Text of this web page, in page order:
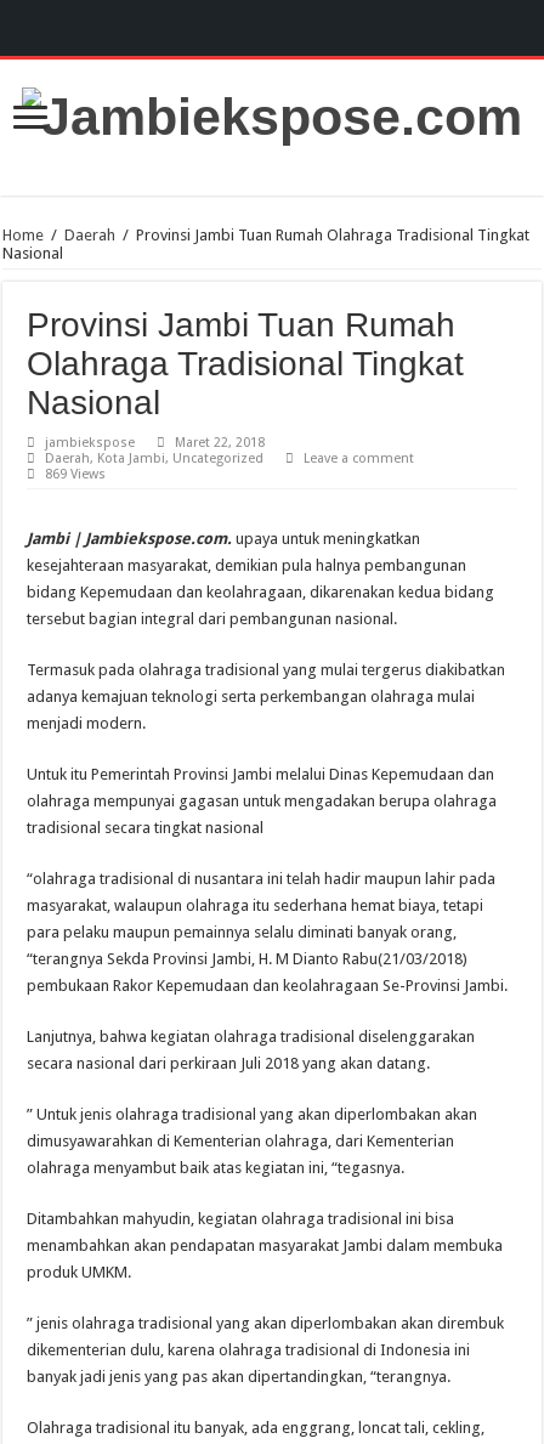
Home / Daerah / Provinsi Jambi Tuan Rumah Olahraga Tradisional Tingkat
Nasional
Provinsi Jambi Tuan Rumah
Olahraga Tradisional Tingkat
Nasional
jambiekspose
Maret 22, 2018
Daerah, Kota Jambi, Uncategorized
Leave a comment
869 Views
Jambi | Jambiekspose.com. upaya untuk meningkatkan
kesejahteraan masyarakat, demikian pula halnya pembangunan
bidang Kepemudaan dan keolahragaan, dikarenakan kedua bidang
tersebut bagian integral dari pembangunan nasional.
Termasuk pada olahraga tradisional yang mulai tergerus diakibatkan
adanya kemajuan teknologi serta perkembangan olahraga mulai
menjadi modern.
Untuk itu Pemerintah Provinsi Jambi melalui Dinas Kepemudaan dan
olahraga mempunyai gagasan untuk mengadakan berupa olahraga
tradisional secara tingkat nasional
“olahraga tradisional di nusantara ini telah hadir maupun lahir pada
masyarakat, walaupun olahraga itu sederhana hemat biaya, tetapi
para pelaku maupun pemainnya selalu diminati banyak orang,
“terangnya Sekda Provinsi Jambi, H. M Dianto Rabu(21/03/2018)
pembukaan Rakor Kepemudaan dan keolahragaan Se-Provinsi Jambi.
Lanjutnya, bahwa kegiatan olahraga tradisional diselenggarakan
secara nasional dari perkiraan Juli 2018 yang akan datang.
” Untuk jenis olahraga tradisional yang akan diperlombakan akan
dimusyawarahkan di Kementerian olahraga, dari Kementerian
olahraga menyambut baik atas kegiatan ini, “tegasnya.
Ditambahkan mahyudin, kegiatan olahraga tradisional ini bisa
menambahkan akan pendapatan masyarakat Jambi dalam membuka
produk UMKM.
” jenis olahraga tradisional yang akan diperlombakan akan dirembuk
dikementerian dulu, karena olahraga tradisional di Indonesia ini
banyak jadi jenis yang pas akan dipertandingkan, “terangnya.
Olahraga tradisional itu banyak, ada enggrang, loncat tali, cekling,